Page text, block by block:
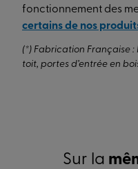
fonctionnement des
certains de nos
(*) Fabrication Française
toit, portes d’entrée en
Sur la